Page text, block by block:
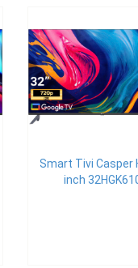
Smart Tivi Casper
inch